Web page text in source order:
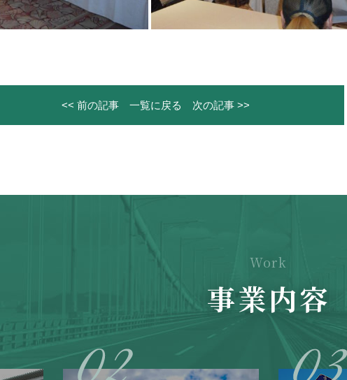
<< 前の記事 一覧に戻る 次の記事 >>
Work
事業内容